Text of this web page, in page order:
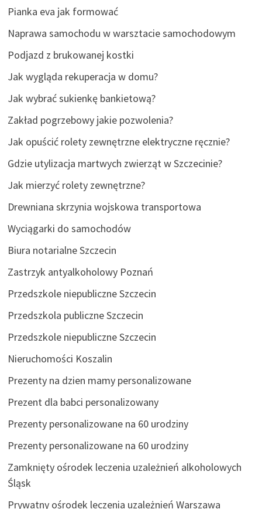
Pianka eva jak formować
Naprawa samochodu w warsztacie samochodowym
Podjazd z brukowanej kostki
Jak wygląda rekuperacja w domu?
Jak wybrać sukienkę bankietową?
Zakład pogrzebowy jakie pozwolenia?
Jak opuścić rolety zewnętrzne elektryczne ręcznie?
Gdzie utylizacja martwych zwierząt w Szczecinie?
Jak mierzyć rolety zewnętrzne?
Drewniana skrzynia wojskowa transportowa
Wyciągarki do samochodów
Biura notarialne Szczecin
Zastrzyk antyalkoholowy Poznań
Przedszkole niepubliczne Szczecin
Przedszkola publiczne Szczecin
Przedszkole niepubliczne Szczecin
Nieruchomości Koszalin
Prezenty na dzien mamy personalizowane
Prezent dla babci personalizowany
Prezenty personalizowane na 60 urodziny
Prezenty personalizowane na 60 urodziny
Zamknięty ośrodek leczenia uzależnień alkoholowych
Śląsk
Prywatny ośrodek leczenia uzależnień Warszawa